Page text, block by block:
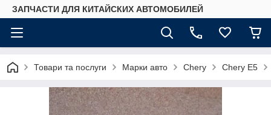
ЗАПЧАСТИ ДЛЯ КИТАЙСКИХ АВТОМОБИЛЕЙ
Товари та послуги Марки авто Chery Chery E5